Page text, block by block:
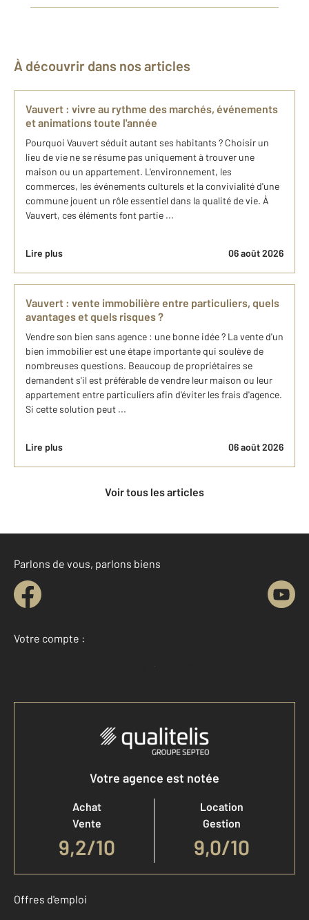
À découvrir dans nos articles
Vauvert : vivre au rythme des marchés, événements
et animations toute l'année
Pourquoi Vauvert séduit autant ses habitants ? Choisir un
lieu de vie ne se résume pas uniquement à trouver une
maison ou un appartement. L'environnement, les
commerces, les événements culturels et la convivialité d'une
commune jouent un rôle essentiel dans la qualité de vie. À
Vauvert, ces éléments font partie ...
Lire plus 06 août 2026
Vauvert : vente immobilière entre particuliers, quels
avantages et quels risques ?
Vendre son bien sans agence : une bonne idée ? La vente d'un
bien immobilier est une étape importante qui soulève de
nombreuses questions. Beaucoup de propriétaires se
demandent s'il est préférable de vendre leur maison ou leur
appartement entre particuliers afin d'éviter les frais d'agence.
Si cette solution peut ...
Lire plus 06 août 2026
Voir tous les articles
Parlons de vous, parlons biens
Votre compte :
Accéder à mon compte
Votre agence est notée
Achat
Vente
9,2/10
Location
Gestion
9,0/10
Offres d'emploi